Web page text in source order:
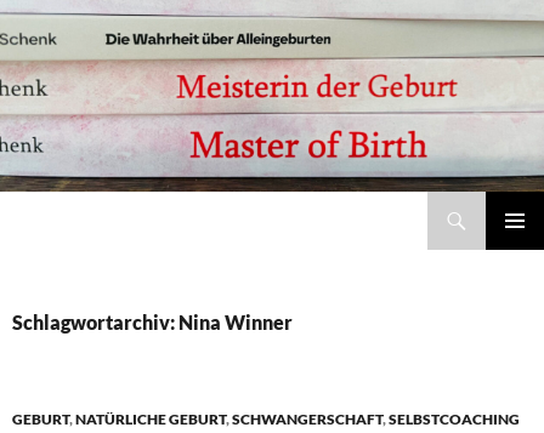
Schlagwortarchiv: Nina Winner
GEBURT,NATÜRLICHE GEBURT,SCHWANGERSCHAFT,SELBSTCOACHING